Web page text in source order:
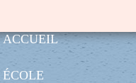
ACCUEIL
ÉCOLE